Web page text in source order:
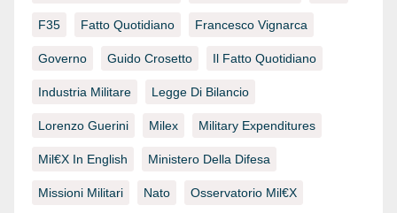
F35 Fatto Quotidiano Francesco Vignarca
Governo Guido Crosetto Il Fatto Quotidiano
Industria Militare Legge Di Bilancio
Lorenzo Guerini Milex Military Expenditures
Mil€x In English Ministero Della Difesa
Missioni Militari Nato Osservatorio Mil€x